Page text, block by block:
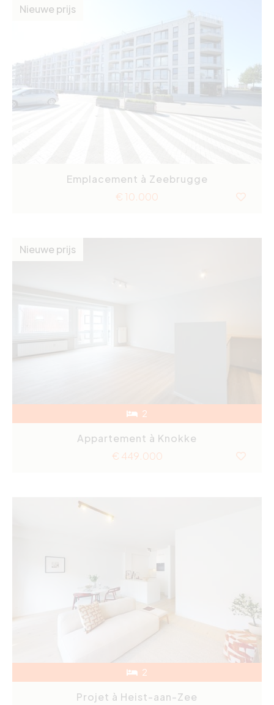
Nieuwe prijs
Emplacement à Zeebrugge
€ 10.000
Nieuwe prijs
2
Appartement à Knokke
€ 449.000
2
Projet à Heist-aan-Zee